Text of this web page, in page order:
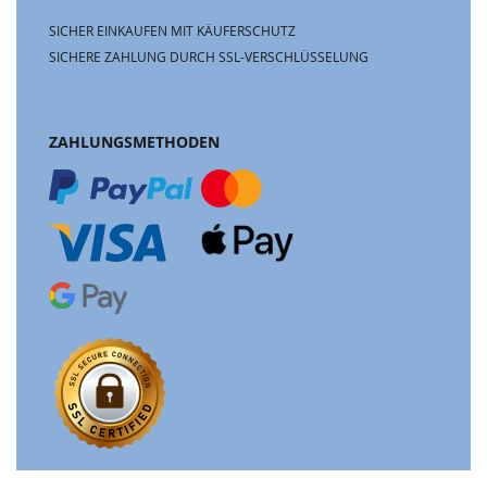
SICHER EINKAUFEN MIT KÄUFERSCHUTZ
SICHERE ZAHLUNG DURCH SSL-VERSCHLÜSSELUNG
ZAHLUNGSMETHODEN